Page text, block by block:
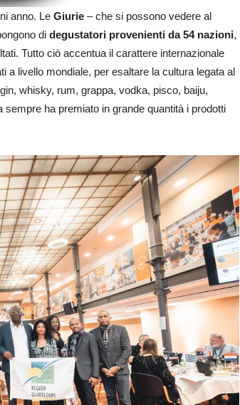
anno. Le Giurie – che si possono vedere al
di degustatori provenienti da 54 nazioni,
Tutto ciò accentua il carattere internazionale
a livello mondiale, per esaltare la cultura legata al
whisky, rum, grappa, vodka, pisco, baiju,
ha premiato in grande quantità i prodotti